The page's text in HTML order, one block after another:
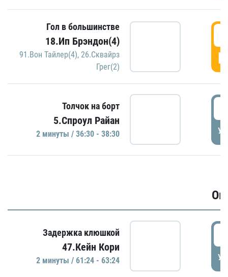
Гол в большинстве
18.Ип Брэндон(4)
91.Вон Тайлер(4), 26.Сквайрз
Грег(2)
Толчок на борт
5.Спроул Райан
2 минуты / 36:30 - 38:30
Задержка клюшкой
47.Кейн Кори
2 минуты / 61:24 - 63:24